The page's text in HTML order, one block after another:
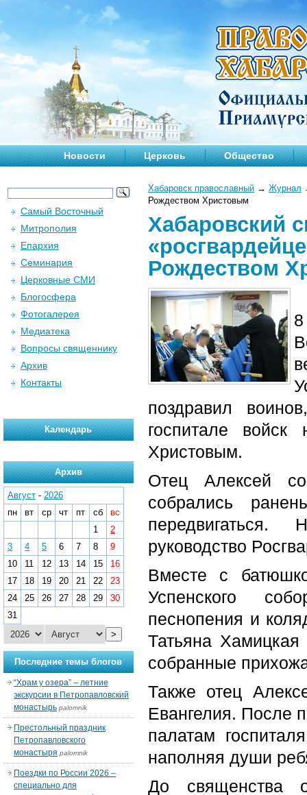
Новости Церковь Общество
Хабаровск православный → Журнал
Рождеством Христовым
Хабаровский
Рождеством
поздравил
госпитале
Христовым.
Отец Алексей
собрались
передвигаться.
руководство
Вместе с
Успенского
песнопения и
Татьяна
собранные
Также отец
Евангелия. После
палатам
наполняя души
До священства
Самый Восточный
Митрополия
Епархия
Семинария
Церковные СМИ
Блогосфера
Фотогалерея
Медиатека
Вопросы священнику
Архив
Контакты
Календарь
Архив
Август - 2026
пн
вт ср чт пт сб
вс
1
2
3
4 5 6 7 8
9
10
11 12 13 14 15
16
17
18 19 20 21 22
23
24
25 26 27 28 29
30
31
>
Последние темы блогов
“Храм у озера” – летние
экскурсии в Петропавловский
монастырь palomnik
Престольный праздник
Петропавловского
монастыря palomnik
Поездки по России 2026 –
специально для